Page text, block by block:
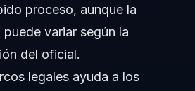
proceso, aunque la
variar según la
del oficial.
legales ayuda a los